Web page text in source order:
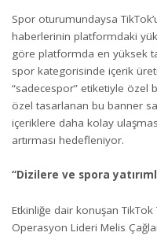
Spor oturumundaysa
haberlerinin platformdaki
göre platformda en yüksek
spor kategorisinde içerik
“sadecespor” etiketiyle özel
özel tasarlanan bu banner
içeriklere daha kolay
artırması hedefleniyor.
“Dizilere ve spora
Etkinliğe dair konuşan
Operasyon Lideri Melis